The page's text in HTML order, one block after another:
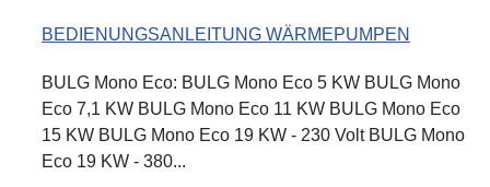
BEDIENUNGSANLEITUNG WÄRMEPUMPEN
BULG Mono Eco: BULG Mono Eco 5 KW BULG Mono
Eco 7,1 KW BULG Mono Eco 11 KW BULG Mono Eco
15 KW BULG Mono Eco 19 KW - 230 Volt BULG Mono
Eco 19 KW - 380...